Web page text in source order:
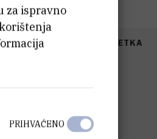
DATUM POČETKA
za ispravno
PRIHVAĆENO